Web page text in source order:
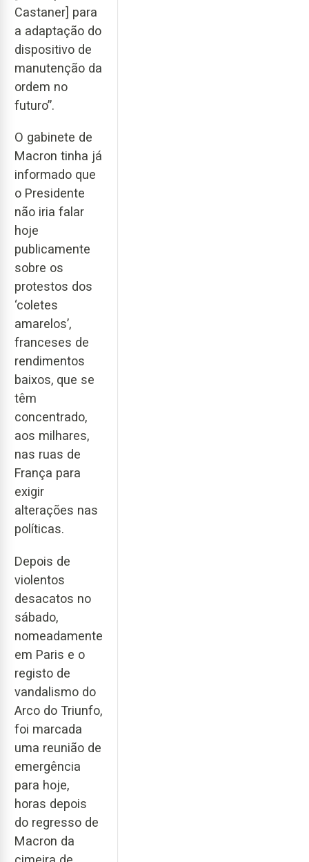
Castaner] para
a adaptação do
dispositivo de
manutenção da
ordem no
futuro”.
O gabinete de
Macron tinha já
informado que
o Presidente
não iria falar
hoje
publicamente
sobre os
protestos dos
‘coletes
amarelos’,
franceses de
rendimentos
baixos, que se
têm
concentrado,
aos milhares,
nas ruas de
França para
exigir
alterações nas
políticas.
Depois de
violentos
desacatos no
sábado,
nomeadamente
em Paris e o
registo de
vandalismo do
Arco do Triunfo,
foi marcada
uma reunião de
emergência
para hoje,
horas depois
do regresso de
Macron da